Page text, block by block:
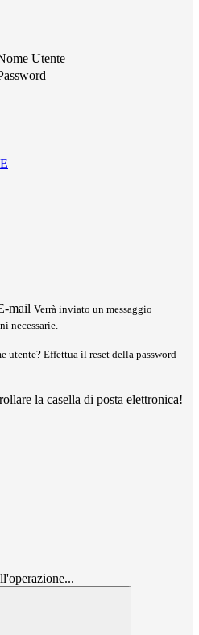
Utente
mail Verrà inviato un messaggio
necessarie.
utente? Effettua il reset della password
la casella di posta elettronica!